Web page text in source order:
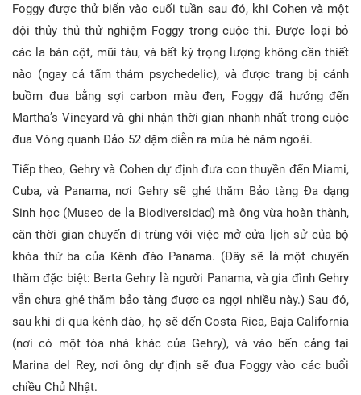
Foggy được thử biển vào cuối tuần sau đó, khi Cohen và một
đội thủy thủ thử nghiệm Foggy trong cuộc thi. Được loại bỏ
các la bàn cột, mũi tàu, và bất kỳ trọng lượng không cần thiết
nào (ngay cả tấm thảm psychedelic), và được trang bị cánh
buồm đua bằng sợi carbon màu đen, Foggy đã hướng đến
Martha’s Vineyard và ghi nhận thời gian nhanh nhất trong cuộc
đua Vòng quanh Đảo 52 dặm diễn ra mùa hè năm ngoái.
Tiếp theo, Gehry và Cohen dự định đưa con thuyền đến Miami,
Cuba, và Panama, nơi Gehry sẽ ghé thăm Bảo tàng Đa dạng
Sinh học (Museo de la Biodiversidad) mà ông vừa hoàn thành,
căn thời gian chuyến đi trùng với việc mở cửa lịch sử của bộ
khóa thứ ba của Kênh đào Panama. (Đây sẽ là một chuyến
thăm đặc biệt: Berta Gehry là người Panama, và gia đình Gehry
vẫn chưa ghé thăm bảo tàng được ca ngợi nhiều này.) Sau đó,
sau khi đi qua kênh đào, họ sẽ đến Costa Rica, Baja California
(nơi có một tòa nhà khác của Gehry), và vào bến cảng tại
Marina del Rey, nơi ông dự định sẽ đua Foggy vào các buổi
chiều Chủ Nhật.